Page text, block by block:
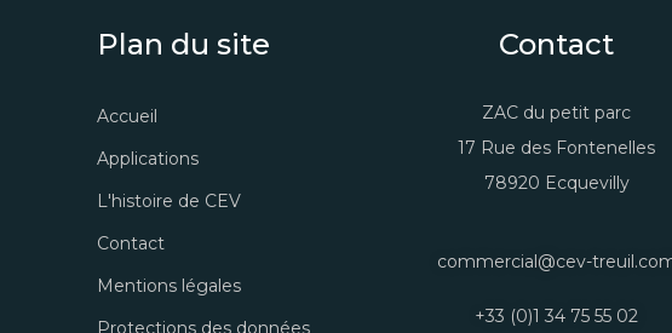
Plan du site
Accueil
Applications
L'histoire de CEV
Contact
Mentions légales
Protections des données
Contact
ZAC du petit parc
17 Rue des Fontenelles
78920 Ecquevilly
commercial@cev-
+33 (0)1 34 75 55 02